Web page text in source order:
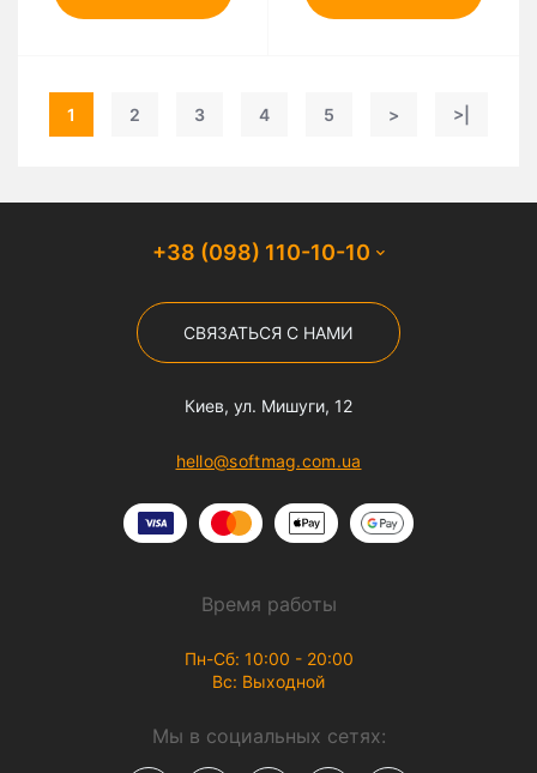
1 2 3 4 5 > >|
+38 (098) 110-10-10
СВЯЗАТЬСЯ С НАМИ
Киев, ул. Мишуги, 12
hello@softmag.com.ua
Время работы
Пн-Сб: 10:00 - 20:00
Вс: Выходной
Мы в социальных сетях: